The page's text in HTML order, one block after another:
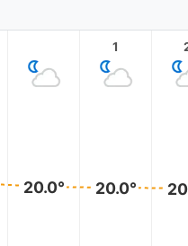
20.0°
1
20.0°